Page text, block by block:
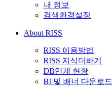
내 정보
검색환경설정
About RISS
RISS 이용방법
RISS 지식더하기
DB연계 현황
BI 및 배너 다운로드